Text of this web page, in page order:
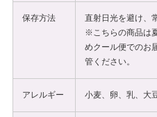
保存方法
直射日光を避け、
※こちらの商品は
めクール便でのお
管ください。
アレルギー 小麦、卵、乳、大